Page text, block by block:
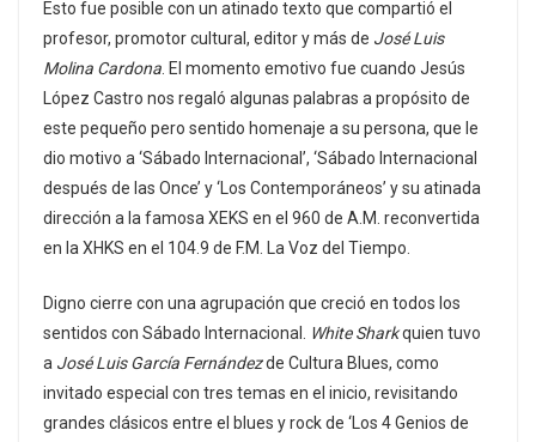
Esto fue posible con un atinado texto que compartió el
profesor, promotor cultural, editor y más de José Luis
Molina Cardona . El momento emotivo fue cuando Jesús
López Castro nos regaló algunas palabras a propósito de
este pequeño pero sentido homenaje a su persona, que le
dio motivo a ‘Sábado Internacional’, ‘Sábado Internacional
después de las Once’ y ‘Los Contemporáneos’ y su atinada
dirección a la famosa XEKS en el 960 de A.M. reconvertida
en la XHKS en el 104.9 de F.M. La Voz del Tiempo.
Digno cierre con una agrupación que creció en todos los
sentidos con Sábado Internacional.
White Sharkquien tuvo
a José Luis García Fernándezde Cultura Blues, como
invitado especial con tres temas en el inicio, revisitando
grandes clásicos entre el blues y rock de ‘Los 4 Genios de